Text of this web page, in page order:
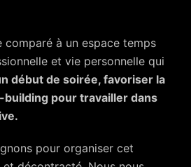
comparé à un espace temps
et vie personnelle qui
début de soirée, favoriser la
pour travailler dans
pour organiser cet